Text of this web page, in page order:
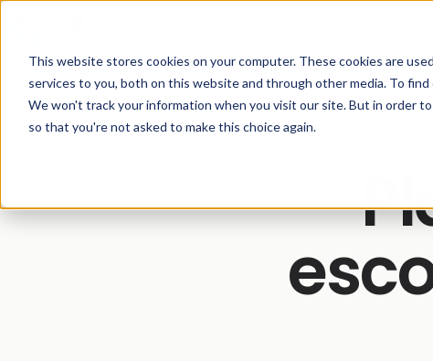
This website stores cookies on your computer. These cookies are
services to you, both on this website and through other media. To
We won't track your information when you visit our site. But in order
so that you're not asked to make this choice again.